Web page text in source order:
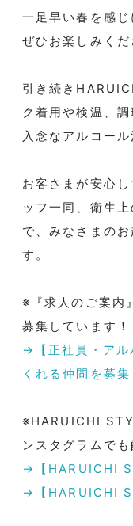
一足早い春を感じ
ぜひお楽しみくだ
引き続き
ク着用や検温、
入念なアルコー
お客さまが安心
ッフ一同、衛生
で、みなさまの
す。
※『求人のご案内
募集しています！
→【正社員・アル
くれる仲間を募
※HARUICHI
ンスタグラムでも
→【HARUICHI
→【HARUICHI